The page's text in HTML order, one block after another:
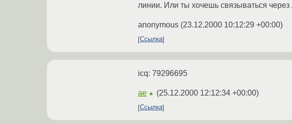
линии. Или ты хочешь связываться
anonymous (23.12.2000 10:12:29 +00:00)
Ссылка
icq: 79296695
ae ★ (25.12.2000 12:12:34 +00:00)
Ссылка